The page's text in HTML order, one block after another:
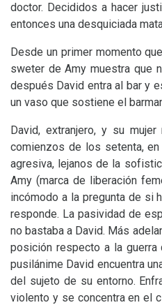
doctor. Decididos a hacer
entonces una desquiciada
Desde un primer momento
sweter de Amy muestra que
después David entra al bar y
un vaso que sostiene el
David, extranjero, y su
comienzos de los setenta,
agresiva, lejanos de la
Amy (marca de liberación
incómodo a la pregunta de si
responde. La pasividad de
no bastaba a David. Más
posición respecto a la guerra
pusilánime David encuentra
del sujeto de su entorno.
violento y se concentra en el